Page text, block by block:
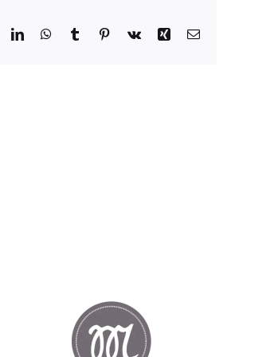
Reddit LinkedInWhatsApp
TumblrPinterest
Vk Xing